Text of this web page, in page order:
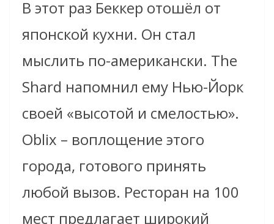
В этот раз Беккер отошёл от
японской кухни. Он стал
мыслить по-американски. The
Shard напомнил ему Нью-Йорк
своей «высотой и смелостью».
Oblix – воплощение этого
города, готового принять
любой вызов. Ресторан на 100
мест предлагает широкий